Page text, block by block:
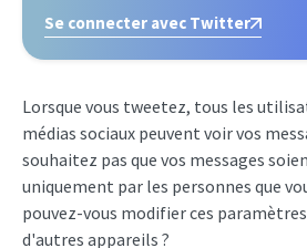
Se connecter avec Twitter
Lorsque vous tweetez, tous les
médias sociaux peuvent voir vos
souhaitez pas que vos messages
uniquement par les personnes que
pouvez-vous modifier ces
d'autres appareils ?